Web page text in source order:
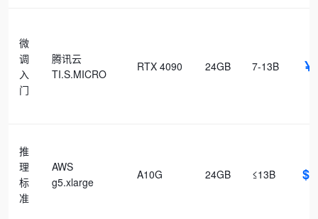
微
调
入
门
腾讯云
TI.S.MICRO
RTX 4090 24GB 7-13B
推
理
标
准
AWS
g5.xlarge
A10G 24GB ≤13B